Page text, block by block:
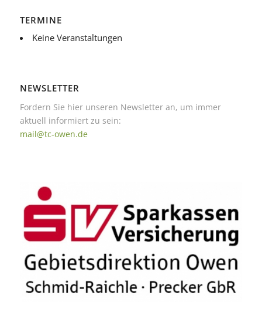
TERMINE
Keine Veranstaltungen
NEWSLETTER
Fordern Sie hier unseren Newsletter an, um immer
aktuell informiert zu sein:
mail@tc-owen.de